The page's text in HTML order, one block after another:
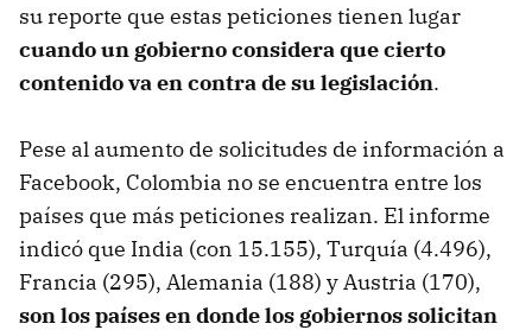
su reporte que estas peticiones tienen lugar
cuando un gobierno considera que cierto
contenido va en contra de su legislación.
Pese al aumento de solicitudes de información a
Facebook, Colombia no se encuentra entre los
países que más peticiones realizan. El informe
indicó que India (con 15.155), Turquía (4.496),
Francia (295), Alemania (188) y Austria (170),
son los países en donde los gobiernos solicitan